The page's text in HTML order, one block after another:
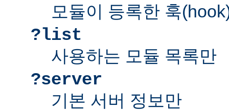
모듈이 등록한 훅
?list
사용하는 모듈 목록만
?server
기본 서버 정보만